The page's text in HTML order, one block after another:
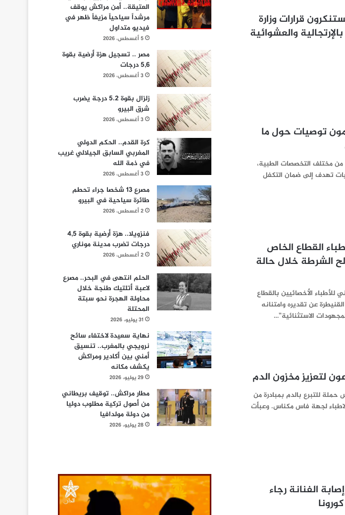
قرارات وزارة
والعشوائية
توصيات حول ما
من مختلف التخصصات الطبية،
تهدف إلى ضمان التكفل
القطاع الخاص
الشرطة خلال حالة
للأطباء الأخصائيين بالقطاع
عن تقديره وامتنانه
الاستثنائية”…
لتعزيز مخزون الدم
للتبرع بالدم بمبادرة من
لجهة فاس مكناس. وعبأت
الفنانة رجاء
العتيقة.. أمن مراكش يوقف
مرشداً سياحياً مزيفاً ظهر في
فيديو متداول
5 أغسطس، 2026
مصر .. تسجيل هزة أرضية بقوة
5,6 درجات
3 أغسطس، 2026
زلزال بقوة 5.2 درجة يضرب
شرق البيرو
3 أغسطس، 2026
كرة القدم.. الحكم الدولي
المغربي السابق الجيلالي غريب
في ذمة الله
3 أغسطس، 2026
مصرع 13 شخصا جراء تحطم
طائرة سياحية في البيرو
2 أغسطس، 2026
فنزويلا.. هزة أرضية بقوة 4,5
درجات تضرب مدينة موناري
2 أغسطس، 2026
الحلم انتهى في البحر.. مصرع
لاعبة أتلتيك طنجة خلال
محاولة الهجرة نحو سبتة
المحتلة
31 يوليو، 2026
نهاية سعيدة لاختفاء سائح
نرويجي بالمغرب.. تنسيق
أمني بين أكادير ومراكش
يكشف مكانه
29 يوليو، 2026
مطار مراكش.. توقيف بريطاني
من أصول تركية مطلوب دوليا
من دولة مولدافيا
28 يوليو، 2026